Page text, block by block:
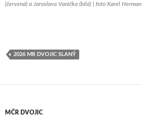
(červená) a Jaroslava Vaníčka (bílá) | foto Karel Herman
2026 MR DVOJIC SLANÝ
MČR DVOJIC